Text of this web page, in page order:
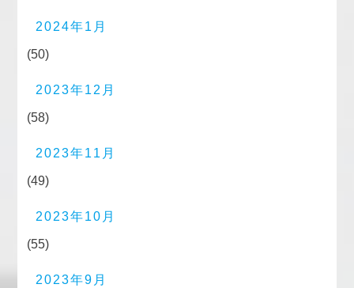
2024年1月
(50)
2023年12月
(58)
2023年11月
(49)
2023年10月
(55)
2023年9月